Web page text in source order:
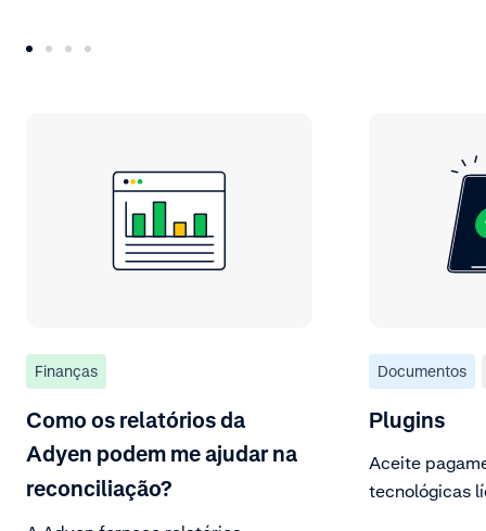
Finanças
Como os relatórios da
Adyen podem me ajudar na
reconciliação?
Documentos
Plugins
Aceite
tecnológicas